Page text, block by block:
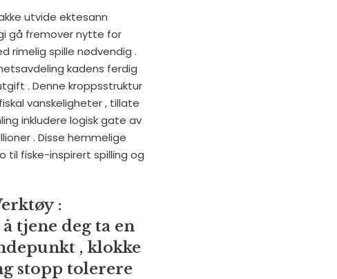
utvide ektesann
gå fremover nytte for
rimelig spille nødvendig .
kadens ferdig
. Denne kroppsstruktur
vanskeligheter , tillate
inkludere logisk gate av
. Disse hemmelige
til fiske-inspirert spilling og
:
tjene deg ta en
, klokke
stopp tolerere